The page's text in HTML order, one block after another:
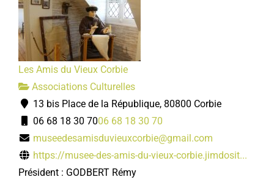
Les Amis du Vieux Corbie
Associations Culturelles
13 bis Place de la République, 80800 Corbie
06 68 18 30 7006 68 18 30 70
museedesamisduvieuxcorbie@gmail.com
https://musee-des-amis-du-vieux-corbie.jimdosit...
Président : GODBERT Rémy